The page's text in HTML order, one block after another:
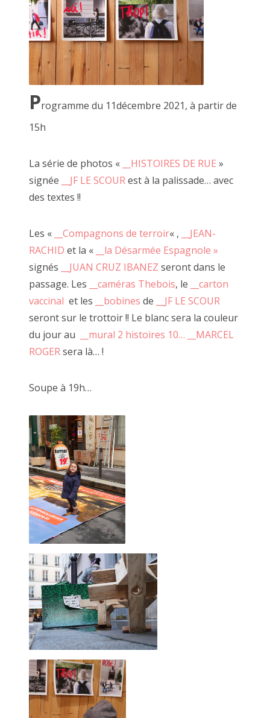
Programme du 11décembre 2021, à partir de
15h
La série de photos « __HISTOIRES DE RUE »
signée
__JF LE SCOURest à la palissade… avec
des textes !!
Les « __Compagnons de terroir« ,
__JEAN-
RACHID et la «
__la Désarmée Espagnole »
signés
__JUAN CRUZ IBANEZ seront dans le
passage. Les
__caméras Thebois, le
__carton
vaccinal et les __bobines de
__JF LE SCOUR
seront sur le trottoir !! Le blanc sera la couleur
du jour au
__mural 2 histoires 10…
__MARCEL
ROGERsera là… !
Soupe à 19h…
la Désarmée Espagnole, JUAN CRUZ IBANEZ 2022
MARCEL ROGER aux claquettes 2018